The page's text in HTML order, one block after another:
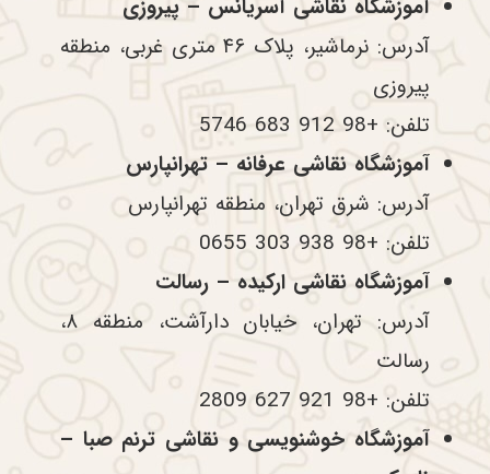
آموزشگاه نقاشی آسریانس – پیروزی
آدرس: نرماشیر، پلاک ۴۶ متری غربی، منطقه
پیروزی
تلفن: +98 912 683 5746
آموزشگاه نقاشی عرفانه – تهرانپارس
آدرس: شرق تهران، منطقه تهرانپارس
تلفن: +98 938 303 0655
آموزشگاه نقاشی ارکیده – رسالت
آدرس: تهران، خیابان دارآشت، منطقه ۸،
رسالت
تلفن: +98 921 627 2809
آموزشگاه خوشنویسی و نقاشی ترنم صبا –